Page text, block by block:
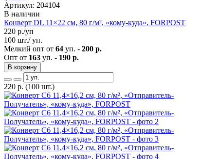
Артикул: 204104
В наличии
Конверт DL 11×22 см, 80 г/м², «кому-куда», FORPOST
220 р./уп
100 шт./ уп.
Мелкий опт от 64 уп. - 200 р.
Опт от 163 уп. - 190 р.
В корзину
220 р. (100 шт.)